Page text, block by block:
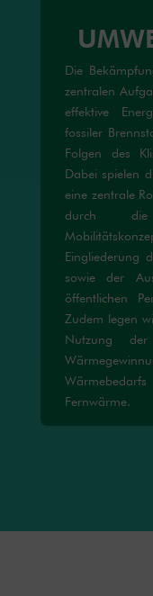
Die
zentralen
effektive
fossiler
Folgen des
Dabei spielen
eine zentrale
durch die
Eingliederung
sowie der
öffentlichen
Zudem legen
Nutzung der
Fernwärme.